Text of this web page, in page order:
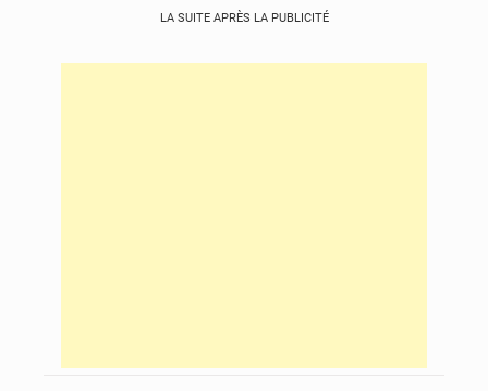
LA SUITE APRÈS LA PUBLICITÉ